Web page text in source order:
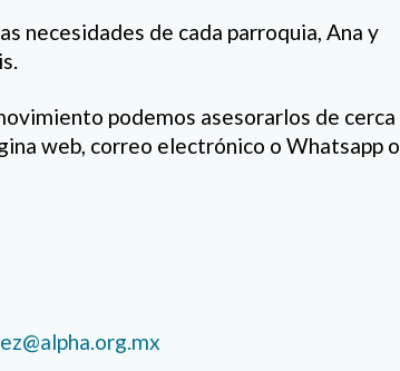
necesidades de cada parroquia, Ana y
podemos asesorarlos de cerca
web, correo electrónico o Whatsapp o